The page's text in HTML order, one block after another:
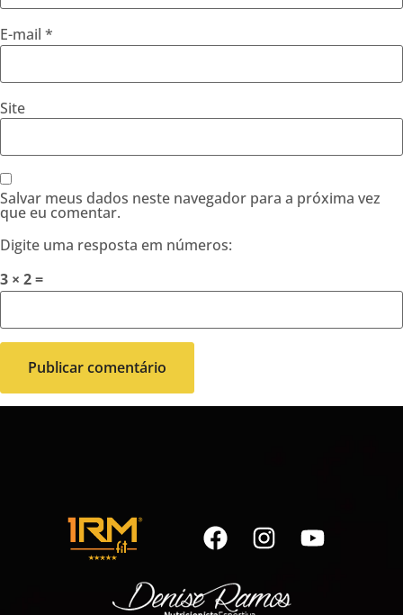
E-mail *
Site
Salvar meus dados neste navegador para a próxima vez
que eu comentar.
Digite uma resposta em números:
3 × 2 =